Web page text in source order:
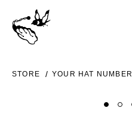
STORE YOUR HAT NUMBER